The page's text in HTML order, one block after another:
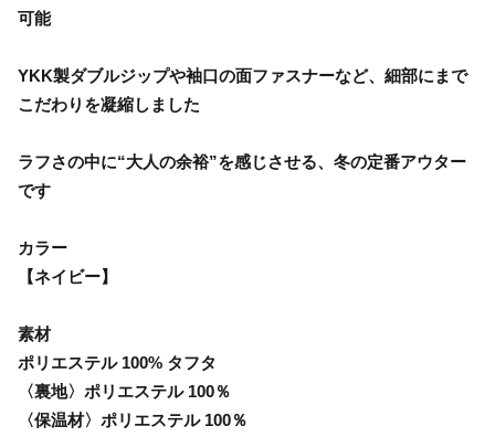
可能
YKK製ダブルジップや袖口の面ファスナーなど、細部にまで
こだわりを凝縮しました
ラフさの中に“大人の余裕”を感じさせる、冬の定番アウター
です
カラー
【ネイビー】
素材
ポリエステル 100% タフタ
〈裏地〉ポリエステル 100％
〈保温材〉ポリエステル 100％